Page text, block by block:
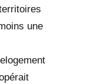
une